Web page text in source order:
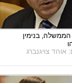
בנימין
אוהד צויגנברג